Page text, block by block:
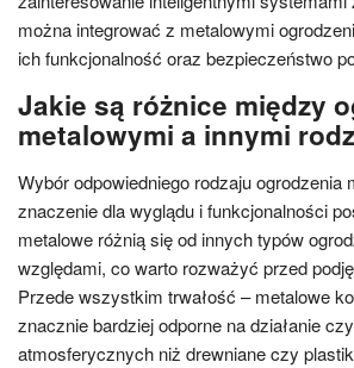
można integrować z metalowymi
ich funkcjonalność oraz bezpieczeństwo
Jakie są różnice między
metalowymi a innymi
Wybór odpowiedniego rodzaju ogrodzenia
znaczenie dla wyglądu i funkcjonalności
metalowe różnią się od innych typów
względami, co warto rozważyć przed
Przede wszystkim trwałość – metalowe
znacznie bardziej odporne na działanie
atmosferycznych niż drewniane czy